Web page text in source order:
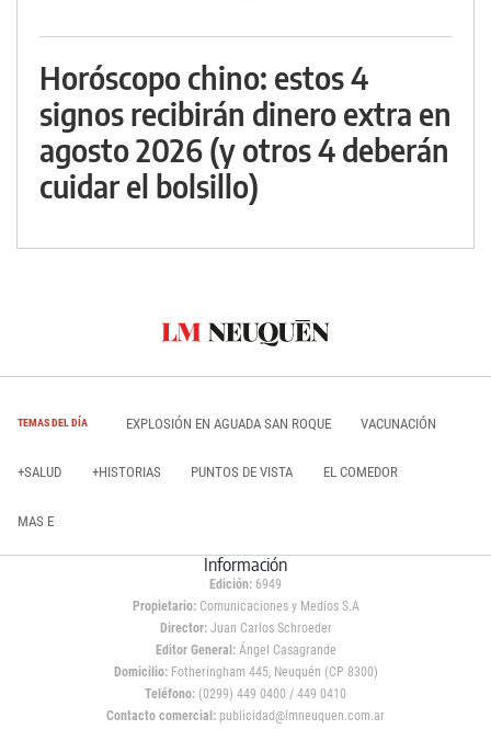
Horóscopo chino: estos 4
signos recibirán dinero extra en
agosto 2026 (y otros 4 deberán
cuidar el bolsillo)
TEMAS DEL DÍA EXPLOSIÓN EN AGUADA SAN ROQUE VACUNACIÓN
+SALUD +HISTORIAS PUNTOS DE VISTA EL COMEDOR
MAS E
Información
Edición: 6949
Propietario:Comunicaciones y Medios S.A
Director: Juan Carlos Schroeder
Editor General:Ángel Casagrande
Domicilio:Fotheringham 445, Neuquén (CP 8300)
Teléfono: (0299) 449 0400 / 449 0410
Contacto comercial: publicidad@lmneuquen.com.ar